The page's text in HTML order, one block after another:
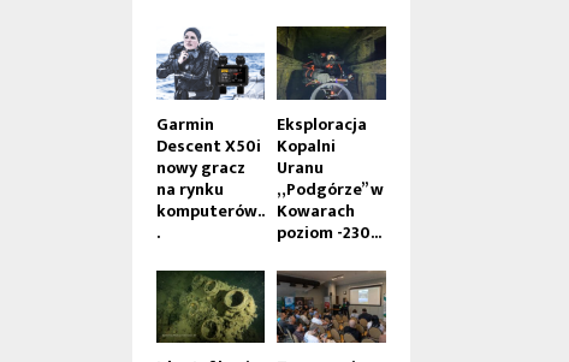
Garmin
Descent X50i
nowy gracz
na rynku
komputerów..
.
Eksploracja
Kopalni
Uranu
„Podgórze” w
Kowarach
poziom -230...